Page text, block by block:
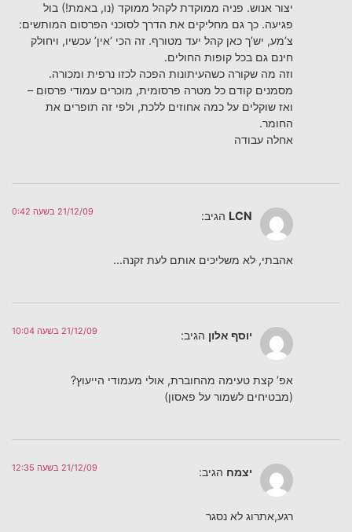
יצור אנוש. פניה ממוקדת לקהל ממוקד (נו, באמת!) בול
פגיעה. כך גם מחליקים את הדרך לסוכני הפרסום המותשים:
צ’מע, יש’ך כאן קהל יעד מטורף. זה הכי ‘אין’ עכשיו, ויחולק
חינם גם בכל קופות החולים.
וזה מה שקורה כשהעיתונות הפכה לכזו נרפית ומכורה.
מסמנים קודם כל מטרה פרסומית, מוכרים עמודי פרסום –
ואז שוקלים על כמה אחוזים ללכת, ולפי זה תופרים את
החומר.
אחלה עבודה
LCN הגיב: 21/12/09 בשעה 0:42
אהבתי, לא משליכים אותם לעת זקנה…
יוסף אלון הגיב: 21/12/09 בשעה 10:04
אפ’ קצת טעימה מהחוברת, אולי מעמודי הייעוץ?
(מבטיחים לשמור על פאסון)
יצמח הגיב: 21/12/09 בשעה 12:35
רגע,אתרוג לא נסגר